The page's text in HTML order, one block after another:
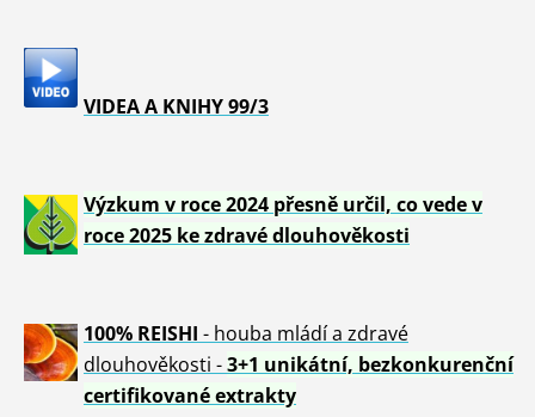
VIDEA A KNIHY 99/3
Výzkum v roce 2024 přesně určil, co vede v
roce 2025 ke zdravé dlouhověkosti
100% REISHI - houba mládí a zdravé
dlouhověkosti -3+1 unikátní, bezkonkurenční
certifikované extrakty